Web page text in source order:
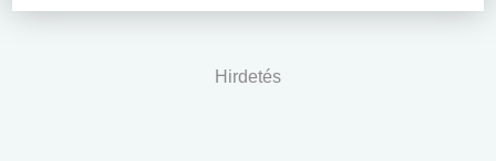
Hirdetés